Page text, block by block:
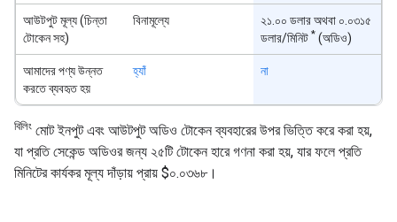
আউটপুট মূল্য (চিন্তা
টোকেন সহ)
বিনামূল্যে
২১.০০ ডলার অথবা ০.০৩১৫
ডলার/মিনিট * (অডিও)
আমাদের পণ্য উন্নত
করতে ব্যবহৃত হয়
হ্যাঁ না
বিলিং মোট ইনপুট এবং আউটপুট অডিও টোকেন ব্যবহারের উপর ভিত্তি করে করা হয়,
যা প্রতি সেকেন্ড অডিওর জন্য ২৫টি টোকেন হারে গণনা করা হয়, যার ফলে প্রতি
মিনিটের কার্যকর মূল্য দাঁড়ায় প্রায় $০.০৩৬৮।